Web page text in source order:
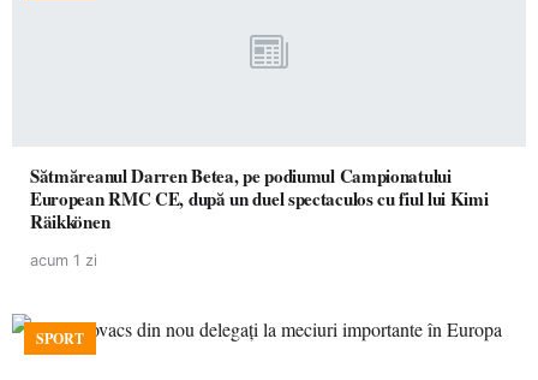
Sătmăreanul Darren Betea, pe podiumul Campionatului
European RMC CE, după un duel spectaculos cu fiul lui Kimi
Räikkönen
acum 1 zi
SPORT